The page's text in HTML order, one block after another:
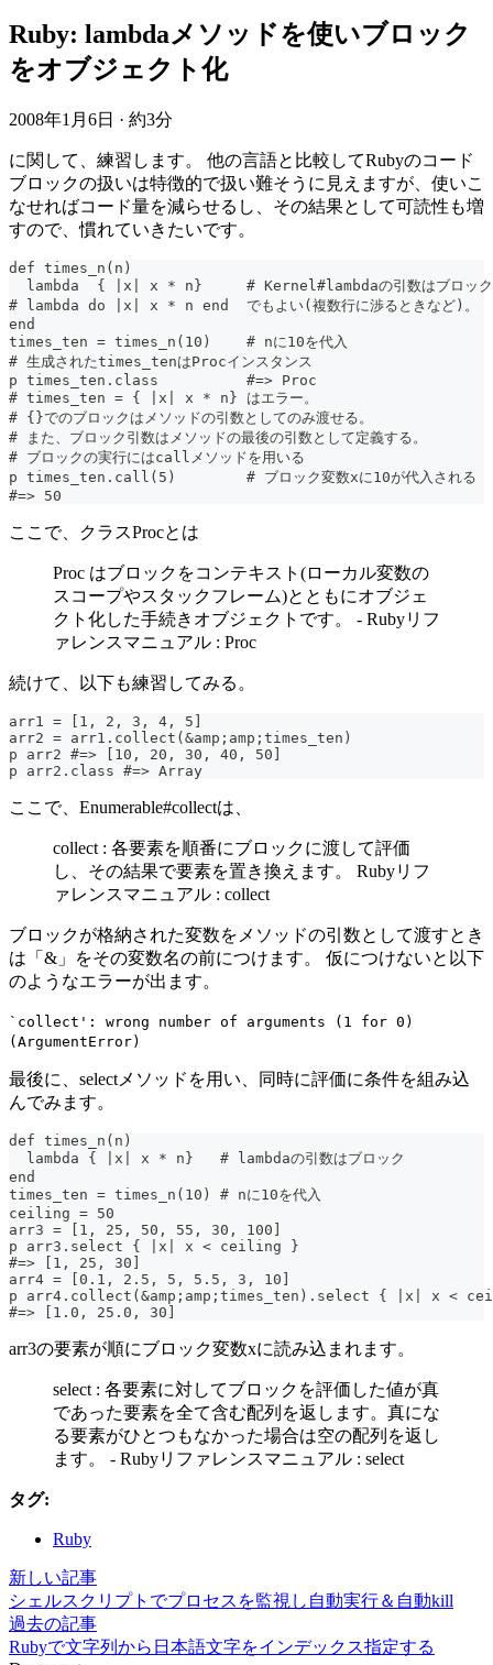
Ruby: lambdaメソッドを使いブロック
をオブジェクト化
2008年1月6日 · 約3分
に関して、練習します。 他の言語と比較してRubyのコード
ブロックの扱いは特徴的で扱い難そうに見えますが、使いこ
なせればコード量を減らせるし、その結果として可読性も増
すので、慣れていきたいです。
def times_n(n)
  lambda  { |x| x * n}     # Kernel#lambdaの引数はブロック
# lambda do |x| x * n end  でもよい(複数行に渉るときなど)。
end
times_ten = times_n(10)    # nに10を代入
# 生成されたtimes_tenはProcインスタンス
p times_ten.class          #=> Proc
# times_ten = { |x| x * n} はエラー。
# {}でのブロックはメソッドの引数としてのみ渡せる。
# また、ブロック引数はメソッドの最後の引数として定義する。
# ブロックの実行にはcallメソッドを用いる
p times_ten.call(5)        # ブロック変数xに10が代入される
#=> 50
ここで、クラスProcとは
Proc はブロックをコンテキスト(ローカル変数の
スコープやスタックフレーム)とともにオブジェ
クト化した手続きオブジェクトです。 - Rubyリフ
ァレンスマニュアル : Proc
続けて、以下も練習してみる。
arr1 = [1, 2, 3, 4, 5]
arr2 = arr1.collect(&amp;amp;times_ten)
p arr2 #=> [10, 20, 30, 40, 50]
p arr2.class #=> Array
ここで、Enumerable#collectは、
collect : 各要素を順番にブロックに渡して評価
し、その結果で要素を置き換えます。 Rubyリフ
ァレンスマニュアル : collect
ブロックが格納された変数をメソッドの引数として渡すとき
は「&」をその変数名の前につけます。 仮につけないと以下
のようなエラーが出ます。
`collect': wrong number of arguments (1 for 0)
(ArgumentError)
最後に、selectメソッドを用い、同時に評価に条件を組み込
んでみます。
def times_n(n)
  lambda { |x| x * n}   # lambdaの引数はブロック
end
times_ten = times_n(10) # nに10を代入
ceiling = 50
arr3 = [1, 25, 50, 55, 30, 100]
p arr3.select { |x| x < ceiling }
#=> [1, 25, 30]
arr4 = [0.1, 2.5, 5, 5.5, 3, 10]
p arr4.collect(&amp;amp;times_ten).select { |x| x <
#=> [1.0, 25.0, 30]
arr3の要素が順にブロック変数xに読み込まれます。
select : 各要素に対してブロックを評価した値が真
であった要素を全て含む配列を返します。真にな
る要素がひとつもなかった場合は空の配列を返し
ます。 - Rubyリファレンスマニュアル : select
タグ:
Ruby
新しい記事
シェルスクリプトでプロセスを監視し自動実行＆自動kill
過去の記事
Rubyで文字列から日本語文字をインデックス指定する